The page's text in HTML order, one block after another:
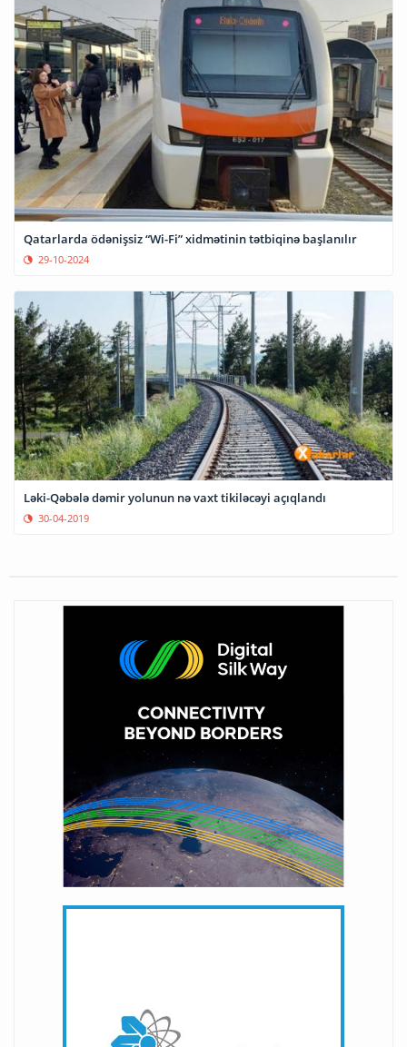
Qatarlarda ödənişsiz “Wi-Fi” xidmətinin tətbiqinə başlanılır
29-10-2024
Ləki-Qəbələ dəmir yolunun nə vaxt tikiləcəyi açıqlandı
30-04-2019